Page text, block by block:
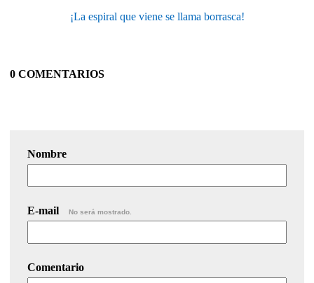
¡La espiral que viene se llama borrasca!
0 COMENTARIOS
Nombre
E-mail No será mostrado.
Comentario